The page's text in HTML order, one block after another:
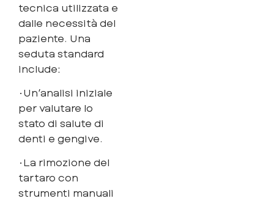
tecnica utilizzata e
dalle necessità del
paziente. Una
seduta standard
include:
•Un’analisi iniziale
per valutare lo
stato di salute di
denti e gengive.
•La rimozione del
tartaro con
strumenti manuali